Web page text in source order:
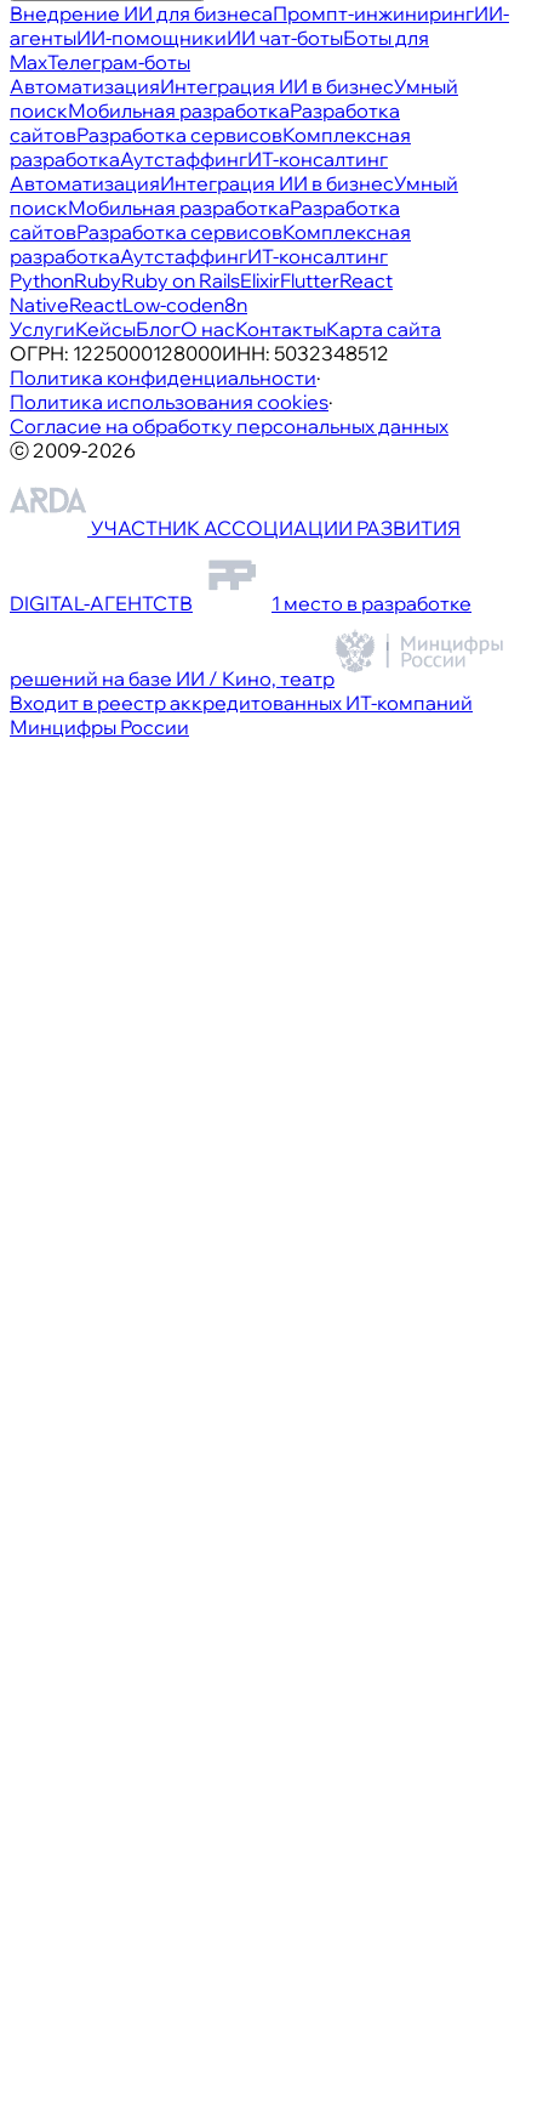
Внедрение ИИ для бизнесаПромпт-инжинирингИИ-
агентыИИ-помощникиИИ чат-ботыБоты для
MaxТелеграм-боты
АвтоматизацияИнтеграция ИИ в бизнесУмный
поискМобильная разработкаРазработка
сайтовРазработка сервисовКомплексная
разработкаАутстаффингИТ-консалтинг
АвтоматизацияИнтеграция ИИ в бизнесУмный
поискМобильная разработкаРазработка
сайтовРазработка сервисовКомплексная
разработкаАутстаффингИТ-консалтинг
PythonRubyRuby on RailsElixirFlutterReact
NativeReactLow-coden8n
УслугиКейсыБлогО насКонтактыКарта сайта
ОГРН: 1225000128000ИНН: 5032348512
Политика конфиденциальности·
Политика использования cookies·
Согласие на обработку персональных данных
ⓒ 2009-2026
УЧАСТНИК АССОЦИАЦИИ РАЗВИТИЯ
DIGITAL-АГЕНТСТВ 1 место в разработке
решений на базе ИИ / Кино, театр
Входит в реестр аккредитованных ИТ-компаний
Минцифры России